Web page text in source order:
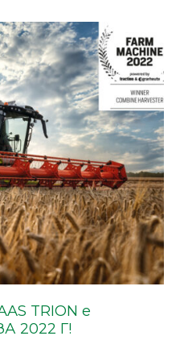
TRION е
2022 Г!